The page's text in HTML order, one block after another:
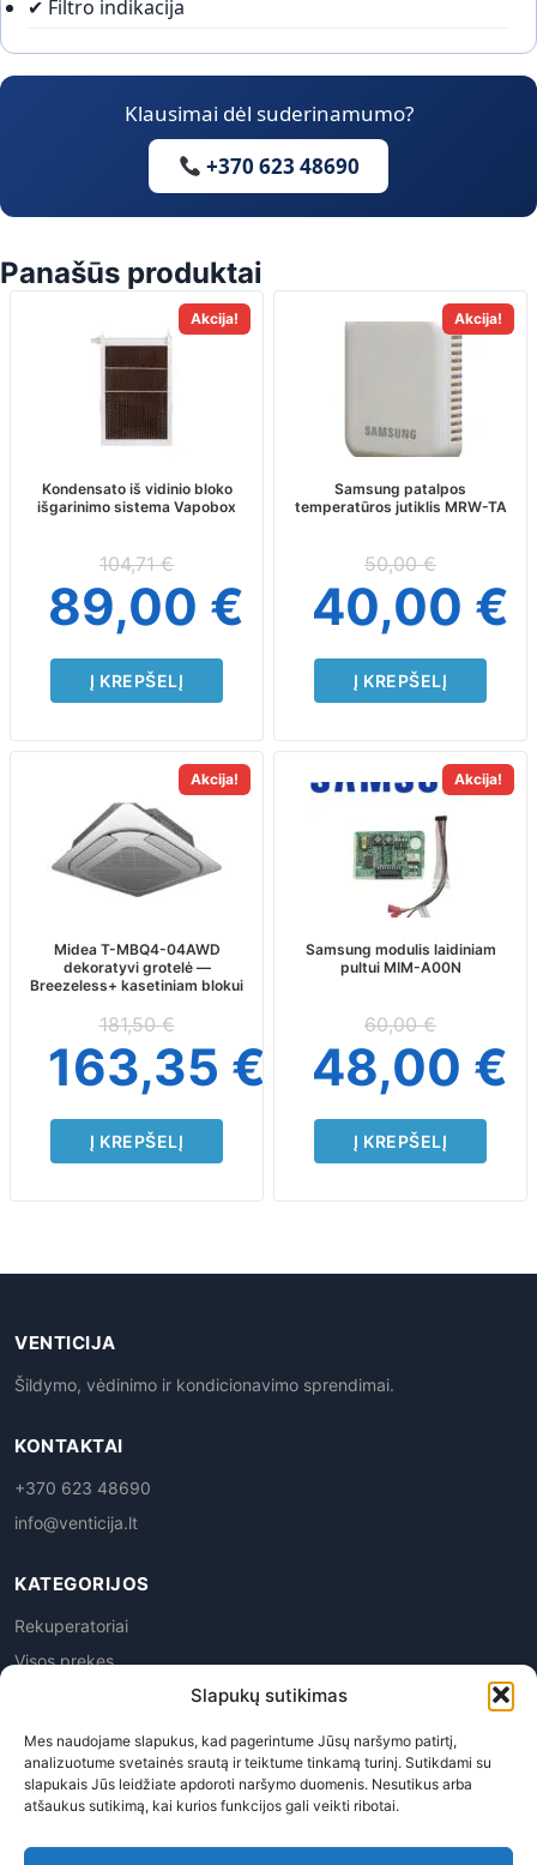
Slapukų sutikimas
Mes naudojame slapukus, kad pagerintume Jūsų naršymo patirtį,
analizuotume svetainės srautą ir teiktume tinkamą turinį. Sutikdami su
slapukais Jūs leidžiate apdoroti naršymo duomenis. Nesutikus arba
atšaukus sutikimą, kai kurios funkcijos gali veikti ribotai.
✔ Filtro indikacija
Klausimai dėl suderinamumo?
+370 623 48690
Panašūs produktai
Akcija!
Kondensato iš vidinio bloko
išgarinimo sistema Vapobox
104,71€
89,00 €
Į KREPŠELĮ
Akcija!
Samsung patalpos
temperatūros jutiklis MRW-TA
50,00€
40,00 €
Į KREPŠELĮ
Akcija!
Midea T-MBQ4-04AWD
dekoratyvi grotelė —
Breezeless+ kasetiniam blokui
181,50€
163,35 €
Į KREPŠELĮ
Akcija!
Samsung modulis laidiniam
pultui MIM-A00N
60,00€
48,00 €
Į KREPŠELĮ
VENTICIJA
Šildymo, vėdinimo ir kondicionavimo sprendimai.
KONTAKTAI
+370 623 48690
info@venticija.lt
KATEGORIJOS
Rekuperatoriai
Visos prekes
Privatumo politika | Prekių grąžinimas | Pirkimo